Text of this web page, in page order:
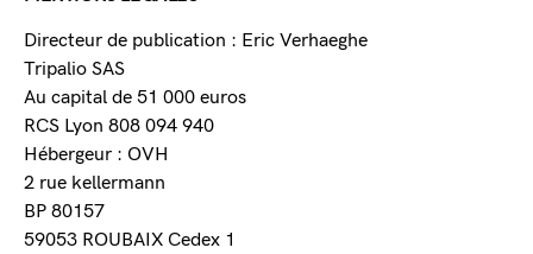
Directeur de publication : Eric Verhaeghe
Tripalio SAS
Au capital de 51 000 euros
RCS Lyon 808 094 940
Hébergeur : OVH
2 rue kellermann
BP 80157
59053 ROUBAIX Cedex 1